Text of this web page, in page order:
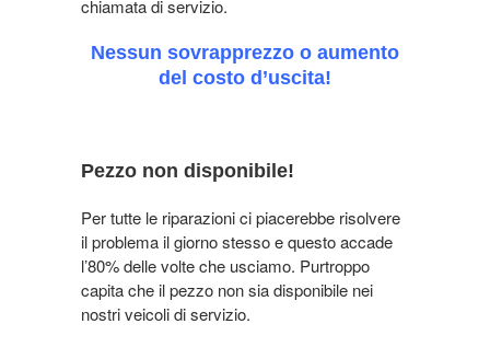
chiamata di servizio.
Nessun sovrapprezzo o aumento
del costo d’uscita!
Pezzo non disponibile!
Per tutte le riparazioni ci piacerebbe risolvere
il problema il giorno stesso e questo accade
l’80% delle volte che usciamo. Purtroppo
capita che il pezzo non sia disponibile nei
nostri veicoli di servizio.